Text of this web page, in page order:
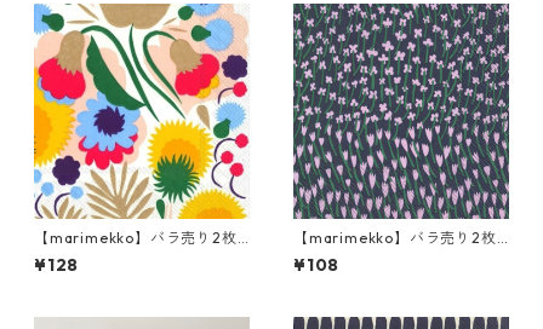
【marimekko】バラ売り2枚
ランチサイズ ペーパーナプキ
ン PIKKUKELLUKKA ホワイト
¥128
【marimekko】バラ売り2枚
カクテルサイズ ペーパーナプ
キン APILAINEN ライラック
¥108